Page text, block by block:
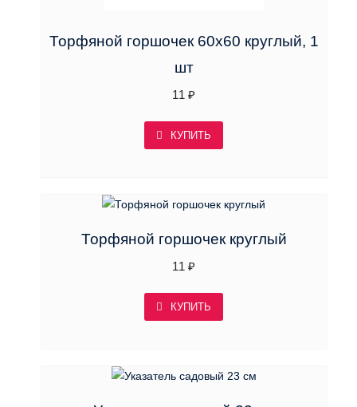
Торфяной горшочек 60х60 круглый, 1
шт
11₽
КУПИТЬ
Торфяной горшочек круглый
11₽
КУПИТЬ